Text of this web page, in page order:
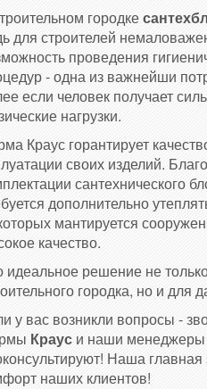
городке
для строителей
проведения
- одна из важнейши
если человек получает
нагрузки.
Краус горантирует
своих изделий.
сантехнического
дополнительно
мантируется
качество.
идеальное решение не
городка, но и для
у вас возникли вопросы -
Краус и наши менеджеры
Наша главная
наших клиентов!